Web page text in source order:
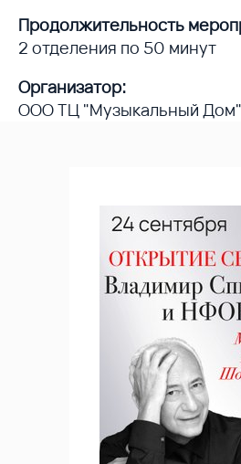
Продолжительность
2 отделения по 50 минут
Организатор:
ООО ТЦ "Музыкальный Дом"